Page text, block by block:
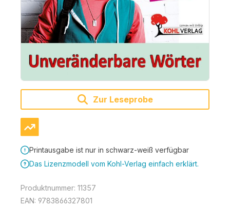
Zur Leseprobe
Printausgabe ist nur in schwarz-weiß verfügbar
Das Lizenzmodell vom Kohl-Verlag einfach erklärt.
Produktnummer: 11357
EAN: 9783866327801